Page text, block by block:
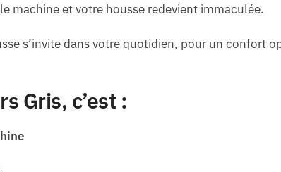
machine et votre housse redevient immaculée.
s’invite dans votre quotidien, pour un confort
Gris, c’est :